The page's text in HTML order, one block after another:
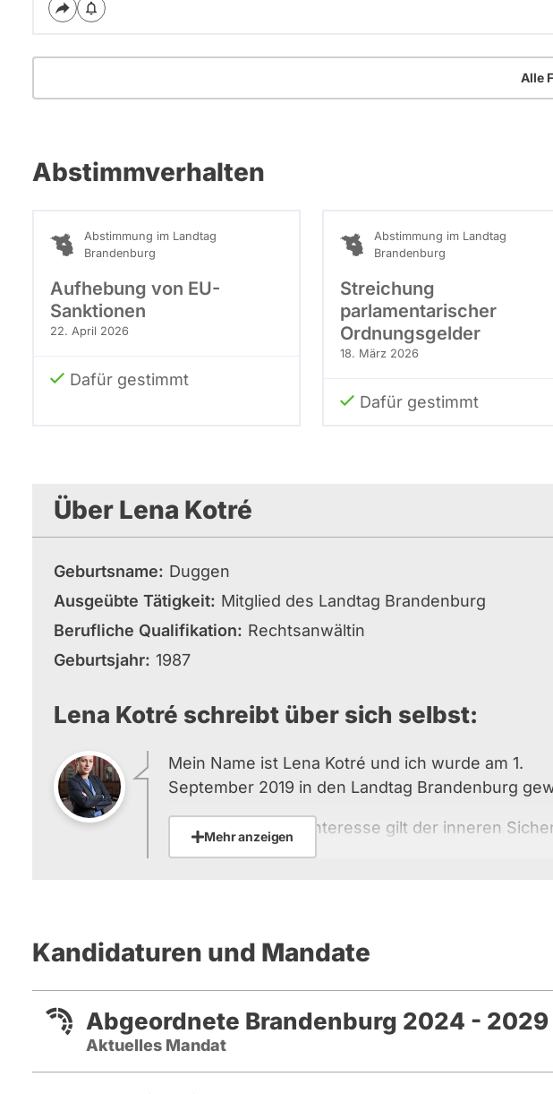
Alle
Abstimmverhalten
Abstimmung im Landtag
Brandenburg
Aufhebung von EU-
Sanktionen
22. April 2026
Dafür gestimmt
Abstimmung im Landtag
Brandenburg
Streichung
parlamentarischer
Ordnungsgelder
18. März 2026
Dafür gestimmt
Über Lena Kotré
Geburtsname
Duggen
Ausgeübte Tätigkeit
Mitglied des Landtag Brandenburg
Berufliche Qualifikation
Rechtsanwältin
Geburtsjahr 1987
Lena Kotré schreibt über sich selbst:
Mein Name ist Lena Kotré und ich wurde am 1.
September 2019 in den Landtag Brandenburg
Mein besonderes Interesse gilt der inneren
in unserem Land. Diese ist durch die
Bereitschaft der staatlichen Organe, effektiv für die
gefährdet.
Als Juristin habe ich den schleichenden Zerfall des
Mehr anzeigen
Kandidaturen und Mandate
Abgeordnete Brandenburg 2024 - 2029
Aktuelles Mandat